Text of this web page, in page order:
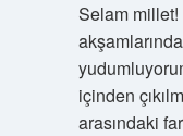
Selam millet!
içinden
arasındaki